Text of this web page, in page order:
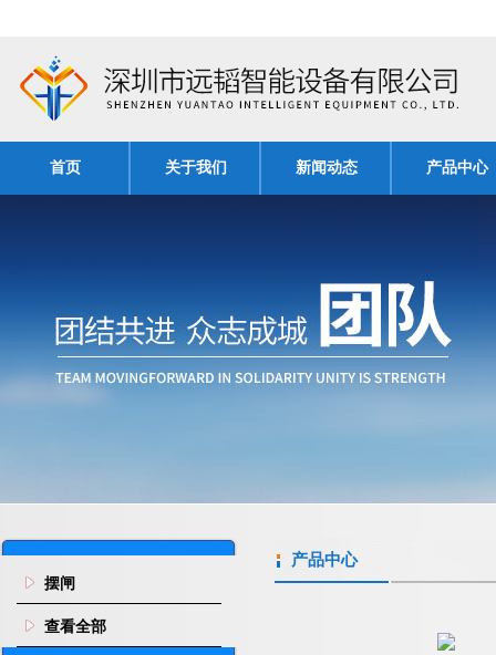
首页 关于我们 新闻动态 产品中心
摆闸
查看全部
产品中心